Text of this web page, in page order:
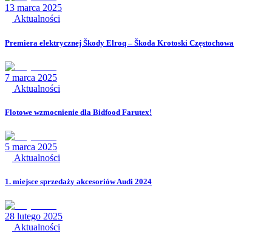
13 marca 2025
Aktualności
Premiera elektrycznej Škody Elroq – Škoda Krotoski Częstochowa
7 marca 2025
Aktualności
Flotowe wzmocnienie dla Bidfood Farutex!
5 marca 2025
Aktualności
1. miejsce sprzedaży akcesoriów Audi 2024
28 lutego 2025
Aktualności